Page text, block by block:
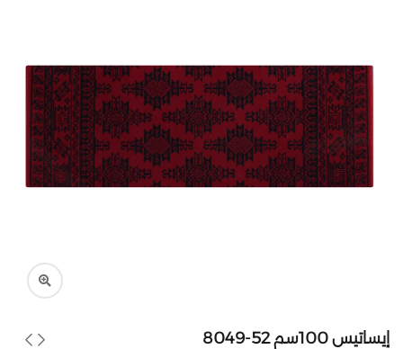
إيساتيس 100سم 52-8049